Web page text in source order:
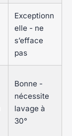
Exceptionn
elle - ne
s’efface
pas
Bonne -
nécessite
lavage à
30°